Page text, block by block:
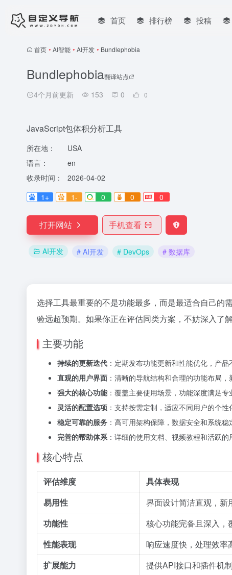
首页 排行榜 投稿
首页 • AI智能 • AI开发 • Bundlephobia
Bundlephobia翻译站点
4个月前更新 153 0 0
JavaScript包体积分析工具
所在地：
USA
语言：
en
收录时间：
2026-04-02
1+
1- 0 0 0
打开网站 手机查看
AI开发 # AI开发 # DevOps # 数据库
选择工具最重要的不是功能最多，而是最适合自己的
验远超预期。如果你正在评估同类方案，不妨深入了
主要功能
持续的更新迭代 ：定期发布功能更新和性能优化，产品
直观的用户界面 ：清晰的导航结构和合理的功能布局
强大的核心功能：覆盖主要使用场景，功能深度满足专
灵活的配置选项 ：支持按需定制，适应不同用户的个性
稳定可靠的服务 ：高可用架构保障，数据安全和系统
完善的帮助体系：详细的使用文档、视频教程和活跃的
核心特点
评估维度
具体表现
易用性
界面设计简洁直观，新
功能性
核心功能完备且深入，
性能表现
响应速度快，处理效率
扩展能力
提供API接口和插件机